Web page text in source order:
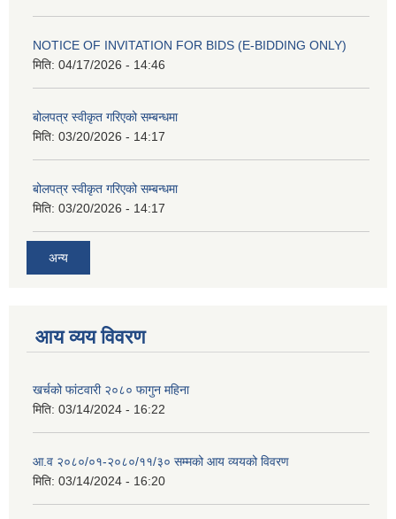
NOTICE OF INVITATION FOR BIDS (E-BIDDING ONLY)
मिति: 04/17/2026 - 14:46
बोलपत्र स्वीकृत गरिएको सम्बन्धमा
मिति: 03/20/2026 - 14:17
बोलपत्र स्वीकृत गरिएको सम्बन्धमा
मिति: 03/20/2026 - 14:17
अन्य
आय व्यय विवरण
खर्चको फांटवारी २०८० फागुन महिना
मिति: 03/14/2024 - 16:22
आ.व २०८०/०१-२०८०/११/३० सम्मको आय व्ययको विवरण
मिति: 03/14/2024 - 16:20